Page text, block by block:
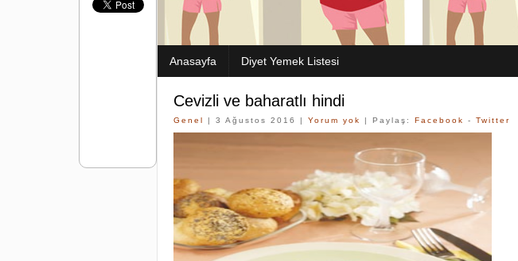
Anasayfa Diyet Yemek Listesi
Cevizli ve baharatlı hindi
Genel | 3 Ağustos 2016 | Yorum yok | Paylaş: Facebook - Twitter